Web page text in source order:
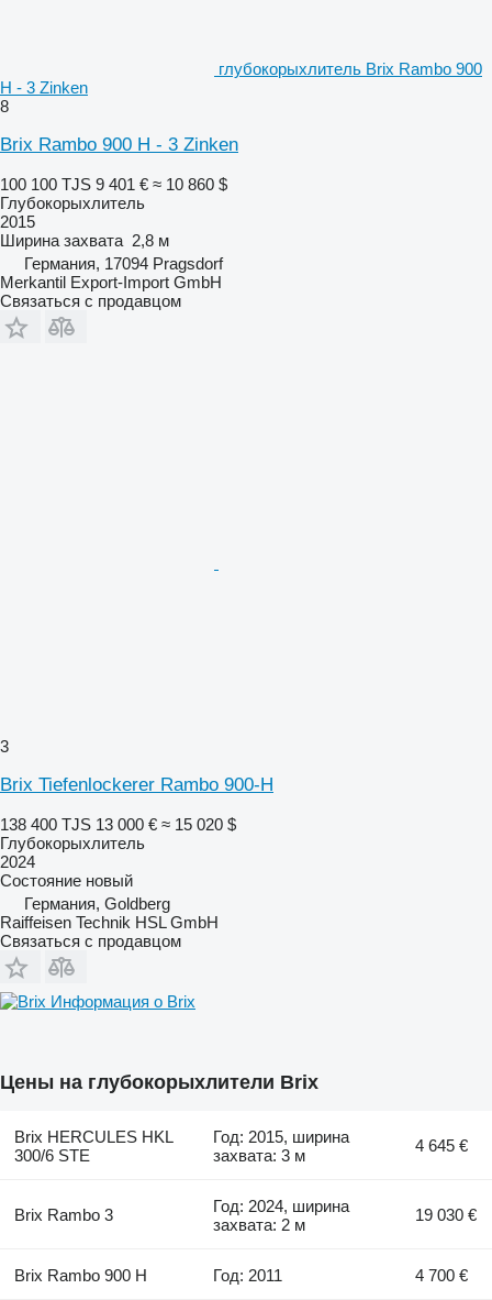
глубокорыхлитель Brix Rambo 900
H - 3 Zinken
8
Brix Rambo 900 H - 3 Zinken
100 100 TJS 9 401 € ≈ 10 860 $
Глубокорыхлитель
2015
Ширина захвата 2,8 м
Германия, 17094 Pragsdorf
Merkantil Export-Import GmbH
Связаться с продавцом
3
Brix Tiefenlockerer Rambo 900-H
138 400 TJS 13 000 € ≈ 15 020 $
Глубокорыхлитель
2024
Состояние новый
Германия, Goldberg
Raiffeisen Technik HSL GmbH
Связаться с продавцом
Информация о Brix
Цены на глубокорыхлители Brix
Brix HERCULES HKL
300/6 STE
Год: 2015, ширина
захвата: 3 м
4 645 €
Brix Rambo 3
Год: 2024, ширина
захвата: 2 м
19 030 €
Brix Rambo 900 H Год: 2011 4 700 €